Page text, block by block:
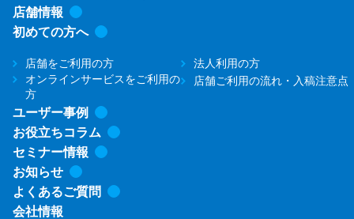
店舗情報
初めての方へ
店舗をご利用の方
法人利用の方
オンラインサービスをご利用の
方
店舗ご利用の流れ・入稿注意点
ユーザー事例
お役立ちコラム
セミナー情報
お知らせ
よくあるご質問
会社情報